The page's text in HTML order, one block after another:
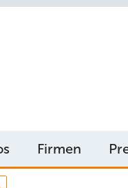
Firmen